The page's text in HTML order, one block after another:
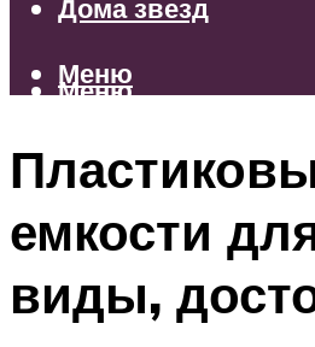
Дома звезд
Меню
Меню
емкости
виды,